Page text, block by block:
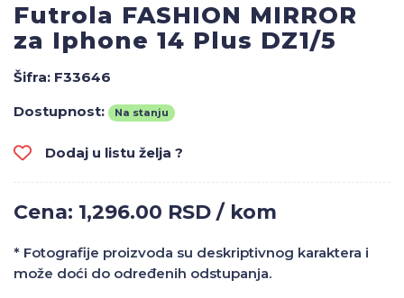
Futrola FASHION MIRROR
za Iphone 14 Plus DZ1/5
Šifra: F33646
Dostupnost:
Na stanju
Dodaj u listu želja ?
Cena: 1,296.00 RSD / kom
* Fotografije proizvoda su deskriptivnog karaktera i
može doći do određenih odstupanja.